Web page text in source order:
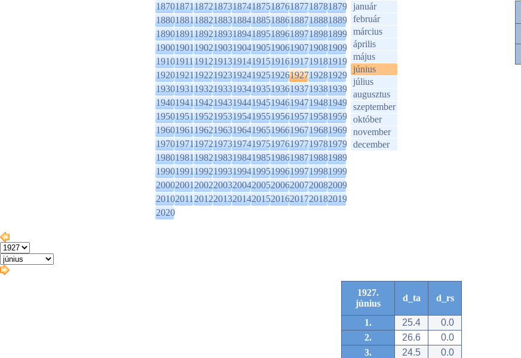
1870187118721873187418751876187718781879
1880188118821883188418851886188718881889
1890189118921893189418951896189718981899
1900190119021903190419051906190719081909
1910191119121913191419151916191719181919
1920192119221923192419251926192719281929
1930193119321933193419351936193719381939
1940194119421943194419451946194719481949
1950195119521953195419551956195719581959
1960196119621963196419651966196719681969
1970197119721973197419751976197719781979
1980198119821983198419851986198719881989
1990199119921993199419951996199719981999
2000200120022003200420052006200720082009
2010201120122013201420152016201720182019
2020
január
február
március
április
május
június
július
augusztus
szeptember
október
november
december
1927.
június
d_ta d_rs
1. 25.4
0.0
2.
26.6
0.0
3.
24.5
0.0